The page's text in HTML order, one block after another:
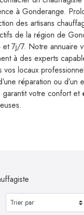
à Gonderange.
des artisans
de la région de
7j/7. Notre annuaire
à des experts
locaux
réparation ou d’un
garantit votre confort et